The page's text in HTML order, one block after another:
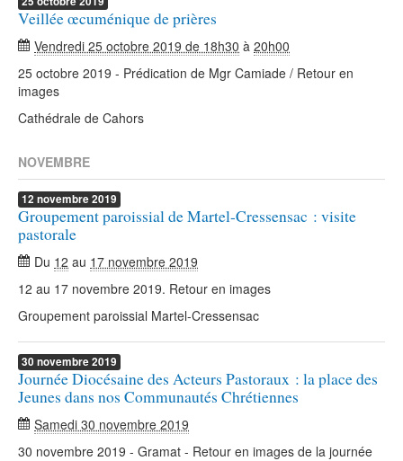
Veillée œcuménique de prières
Vendredi 25 octobre 2019 de 18h30 à 20h00
25 octobre 2019 - Prédication de Mgr Camiade / Retour en
images
Cathédrale de Cahors
NOVEMBRE
12 novembre2019
Groupement paroissial de Martel-Cressensac : visite
pastorale
Du 12 au 17 novembre 2019
12 au 17 novembre 2019. Retour en images
Groupement paroissial Martel-Cressensac
30 novembre2019
Journée Diocésaine des Acteurs Pastoraux : la place des
Jeunes dans nos Communautés Chrétiennes
Samedi 30 novembre 2019
30 novembre 2019 - Gramat - Retour en images de la journée